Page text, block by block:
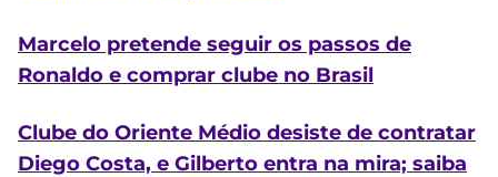
Marcelo pretende seguir os passos de
Ronaldo e comprar clube no Brasil
Clube do Oriente Médio desiste de contratar
Diego Costa, e Gilberto entra na mira; saiba